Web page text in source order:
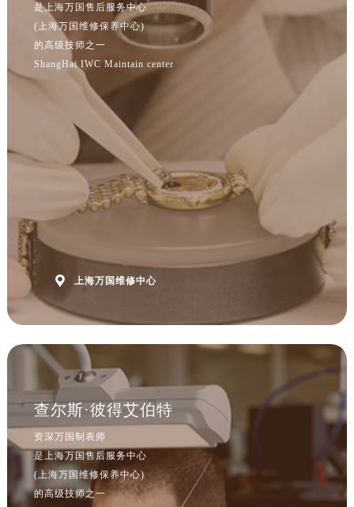
是上海万国售后服务中心
(上海万国维修保养中心)
的高级技师之一
ShangHai IWC Maintain center
 上海万国维修中心
查尔斯·彼得艾伯特
资深万国制表师
是上海万国售后服务中心
(上海万国维修保养中心)
的高级技师之一